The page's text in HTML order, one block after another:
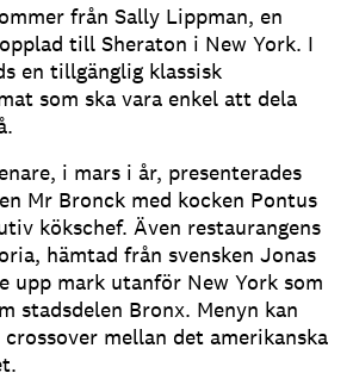
från Sally Lippman, en
till Sheraton i New York. I
en tillgänglig klassisk
som ska vara enkel att dela
i mars i år, presenterades
Mr Bronck med kocken Pontus
kökschef. Även restaurangens
hämtad från svensken Jonas
upp mark utanför New York som
stadsdelen Bronx. Menyn kan
crossover mellan det amerikanska